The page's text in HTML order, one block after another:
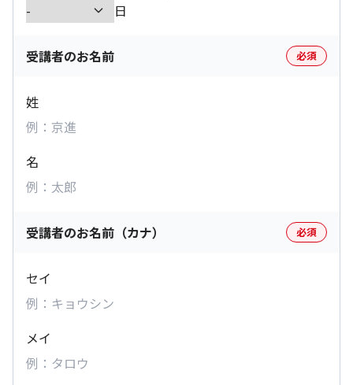
日
受講者のお名前 必須
姓
名
受講者のお名前（カナ） 必須
セイ
メイ